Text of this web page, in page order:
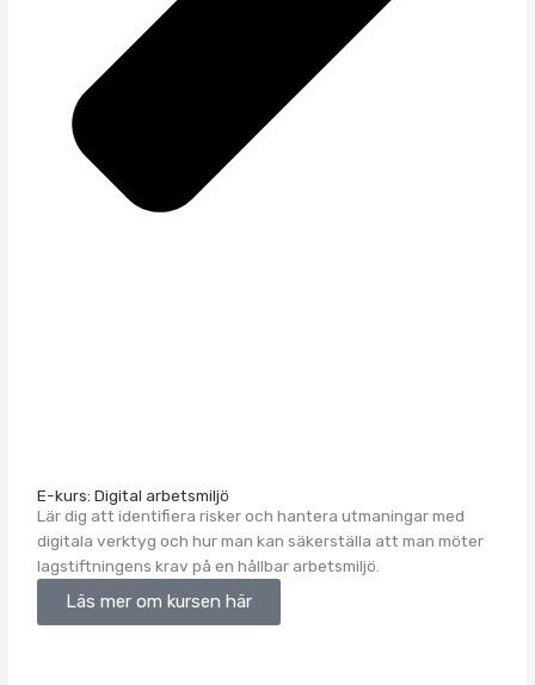
E-kurs: Digital arbetsmiljö
Lär dig att identifiera risker och hantera utmaningar med
digitala verktyg och hur man kan säkerställa att man möter
lagstiftningens krav på en hållbar arbetsmiljö.
Läs mer om kursen här